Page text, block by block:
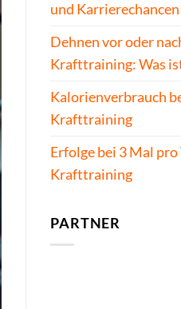
und Karrierechancen
Dehnen vor oder
Krafttraining: Was
Kalorienverbrauch
Krafttraining
Erfolge bei 3 Mal
Krafttraining
PARTNER